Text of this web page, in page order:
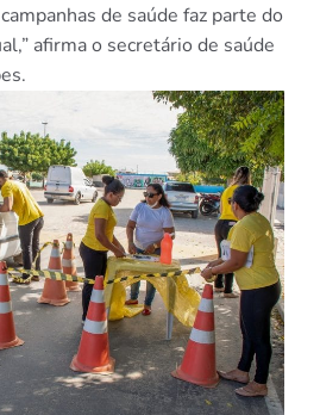
de saúde faz parte do
afirma o secretário de saúde